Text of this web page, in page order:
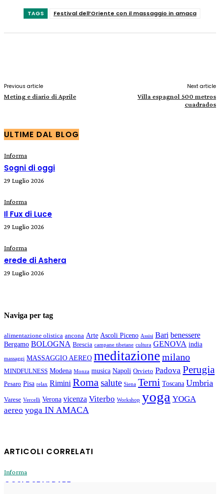
TAGS Festival dell’Oriente con il massaggio in amaca
Previous article
Meting e diario di Aprile
Next article
Villa espagnol 500 metros
cuadrados
ULTIME DAL BLOG
Informa
Sogni di oggi
29 Luglio 2026
Informa
Il Fux di Luce
29 Luglio 2026
Informa
erede di Ashera
29 Luglio 2026
Naviga per tag
alimentazione olistica ancona Arte Ascoli Piceno Assisi Bari benessere
Bergamo BOLOGNA Brescia campane tibetane cultura GENOVA india
massaggi MASSAGGIO AEREO meditazione milano
MINDFULNESS Modena Monza musica Napoli Orvieto Padova Perugia
Pesaro Pisa relax Rimini Roma salute Siena Terni Toscana Umbria
Varese Vercelli Verona vicenza Viterbo Workshop yoga YOGA
aereo yoga IN AMACA
ARTICOLI CORRELATI
Informa
COSI E SE VI PARE